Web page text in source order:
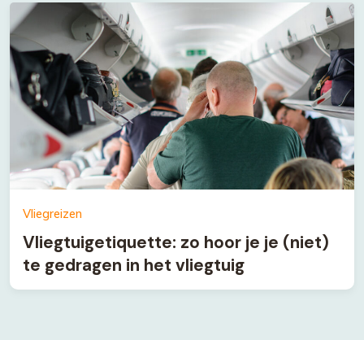
Vliegreizen
Vliegtuigetiquette: zo hoor je je (niet)
te gedragen in het vliegtuig